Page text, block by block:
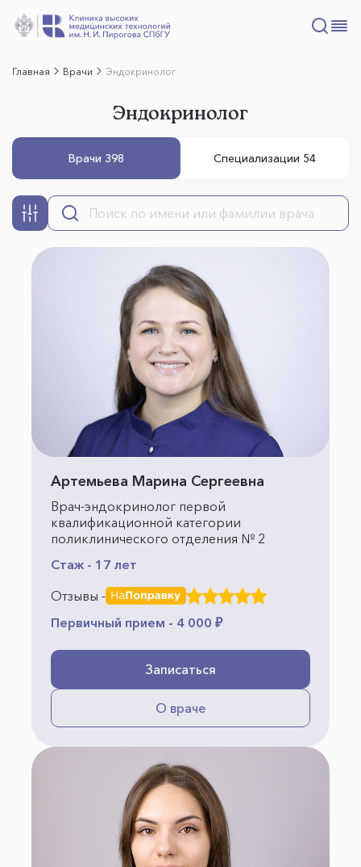
Главная Врачи Эндокринолог
Эндокринолог
Врачи 398 Специализации 54
Артемьева Марина Сергеевна
Врач-эндокринолог первой
квалификационной категории
поликлинического отделения № 2
Стаж - 17 лет
Отзывы -
Первичный прием - 4 000 ₽
Записаться
О враче